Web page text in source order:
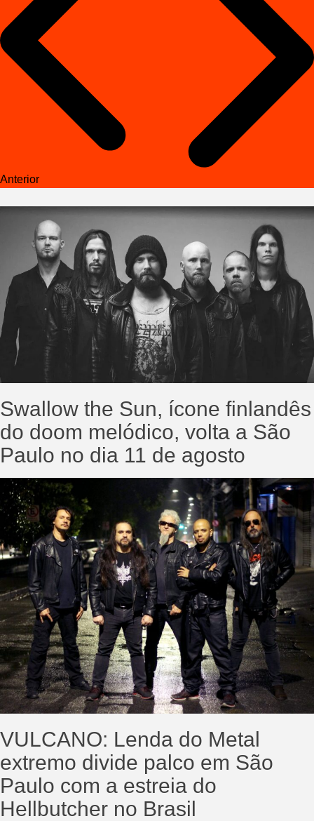
Anterior
Swallow the Sun, ícone finlandês
do doom melódico, volta a São
Paulo no dia 11 de agosto
VULCANO: Lenda do Metal
extremo divide palco em São
Paulo com a estreia do
Hellbutcher no Brasil